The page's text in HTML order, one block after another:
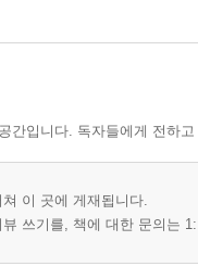
간입니다. 독자들에게 전하
이 곳에 게재됩니다.
쓰기를, 책에 대한 문의는